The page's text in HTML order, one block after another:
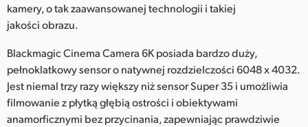
Ukraine
United States
kamery, o tak zaawansowanej technologii i takiej
jakości obrazu.
Blackmagic Cinema Camera 6K posiada bardzo duży,
pełnoklatkowy sensor o natywnej rozdzielczości 6048 x 4032.
Jest niemal trzy razy większy niż sensor Super 35 i umożliwia
filmowanie z płytką głębią ostrości i obiektywami
anamorficznymi bez przycinania, zapewniając prawdziwie